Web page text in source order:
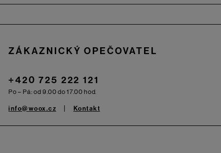
ZÁKAZNICKÝ OPEČOVATEL
+420 725 222 121
Po – Pá: od 9.00 do 17.00 hod.
info@woox.cz Kontakt